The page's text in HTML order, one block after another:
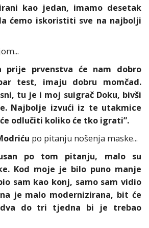
kao jedan, imamo desetak
ćemo iskoristiti sve na najbolji
prije prvenstva će nam dobro
test, imaju dobru momčad.
tu je i moj suigrač Doku, bivši
Najbolje izvući iz te utakmice
odlučiti koliko će tko igrati”.
po pitanju nošenja maske...
po tom pitanju, malo su
Kod moje je bilo puno manje
sam kao konj, samo sam vidio
je malo modernizirana, bit će
do tri tjedna bi je trebao